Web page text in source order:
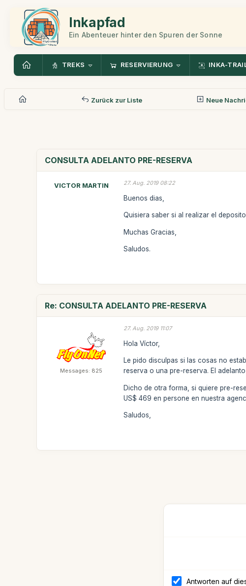
Inkapfad
Ein Abenteuer hinter den Spuren der Sonne
TREKS RESERVIERUNG INKA-
Zurück zur Liste Neue
CONSULTA ADELANTO PRE-RESERVA
VICTOR MARTIN 27. Aug. 2019 08:22
Buenos dias,
Quisiera saber si al realizar el
Muchas Gracias,
Saludos.
Re: CONSULTA ADELANTO PRE-RESERVA
Messages: 825
27. Aug. 2019 11:07
Hola Víctor,
Le pido disculpas si las cosas no
reserva o una pre-reserva. El
Dicho de otra forma, si quiere pre-
US$ 469 en persone en nuestra
Saludos,
Antworten auf